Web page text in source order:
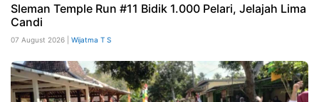
Sleman Temple Run #11 Bidik 1.000 Pelari, Jelajah Lima
Candi
07 August 2026 | Wijatma T S